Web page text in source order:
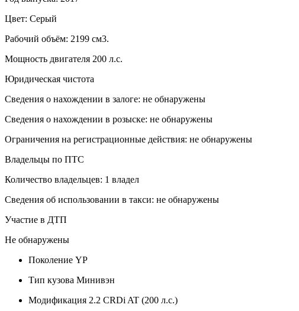
Цвет: Серый
Рабочий объём: 2199 см3.
Мощность двигателя 200 л.с.
Юридическая чистота
Сведения о нахождении в залоге: не обнаружены
Сведения о нахождении в розыске: не обнаружены
Ограничения на регистрационные действия: не обнаружены
Владельцы по ПТС
Количество владельцев: 1 владел
Сведения об использовании в такси: не обнаружены
Участие в ДТП
Не обнаружены
Поколение YP
Тип кузова Минивэн
Модификация 2.2 CRDi AT (200 л.с.)